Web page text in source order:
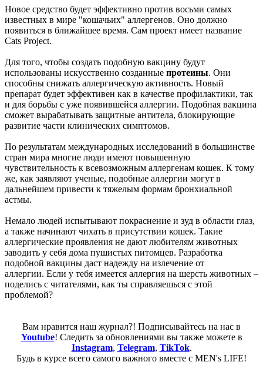
Новое средство будет эффективно против восьми самых
известных в мире "кошачьих" аллергенов. Оно должно
появиться в ближайшее время. Сам проект имеет название
Cats Project.
Для того, чтобы создать подобную вакцину будут
использованы искусственно созданные протеины. Они
способны снижать аллергическую активность. Новый
препарат будет эффективен как в качестве профилактики, так
и для борьбы с уже появившейся аллергии. Подобная вакцина
сможет вырабатывать защитные антитела, блокирующие
развитие части клинических симптомов.
По результатам международных исследований в большинстве
стран мира многие люди имеют повышенную
чувствительность к всевозможным аллергенам кошек. К тому
же, как заявляют ученые, подобные аллергии могут в
дальнейшем привести к тяжелым формам бронхиальной
астмы.
Немало людей испытывают покраснение и зуд в области глаз,
а также начинают чихать в присутствии кошек. Такие
аллергические проявления не дают любителям животных
заводить у себя дома пушистых питомцев. Разработка
подобной вакцины даст надежду на излечение от
аллергии. Если у тебя имеется аллергия на шерсть животных –
поделись с читателями, как ты справляешься с этой
проблемой?
Вам нравится наш журнал?! Подписывайтесь на нас в
Youtube! Следить за обновлениями вы также можете в
Instagram, Telegram, TikTok.
Будь в курсе всего самого важного вместе с MEN's LIFE!